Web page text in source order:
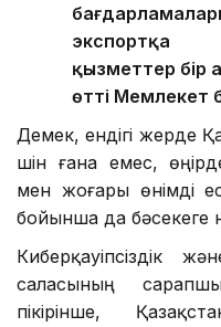
экспортқа
қызметтер бір
өтті Мемлекет
Демек, ендігі жерде
үшін ғана емес,
мен жоғары өнімді
бойынша да бәсекеге
Киберқауіпсіздік
саласының
пікірінше,